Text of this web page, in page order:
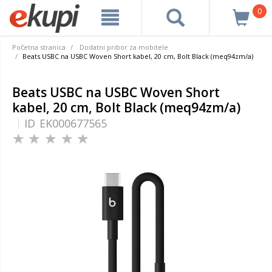
0
Početna stranica
Dodatni pribor za mobitele
Beats USBC na USBC Woven Short kabel, 20 cm, Bolt Black (meq94zm/a)
Beats USBC na USBC Woven Short
kabel, 20 cm, Bolt Black (meq94zm/a)
ID EK000677565